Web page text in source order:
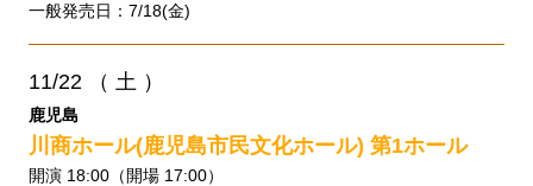
一般発売日：7/18(金)
11/22 （ 土 ）
鹿児島
川商ホール(鹿児島市民文化ホール) 第1ホール
開演 18:00（開場 17:00）